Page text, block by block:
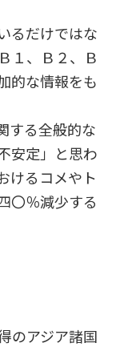
るだけではな
１、Ｂ２、Ｂ
的な情報をも
する全般的な
安定」と思わ
けるコメやト
〇％減少する
のアジア諸国